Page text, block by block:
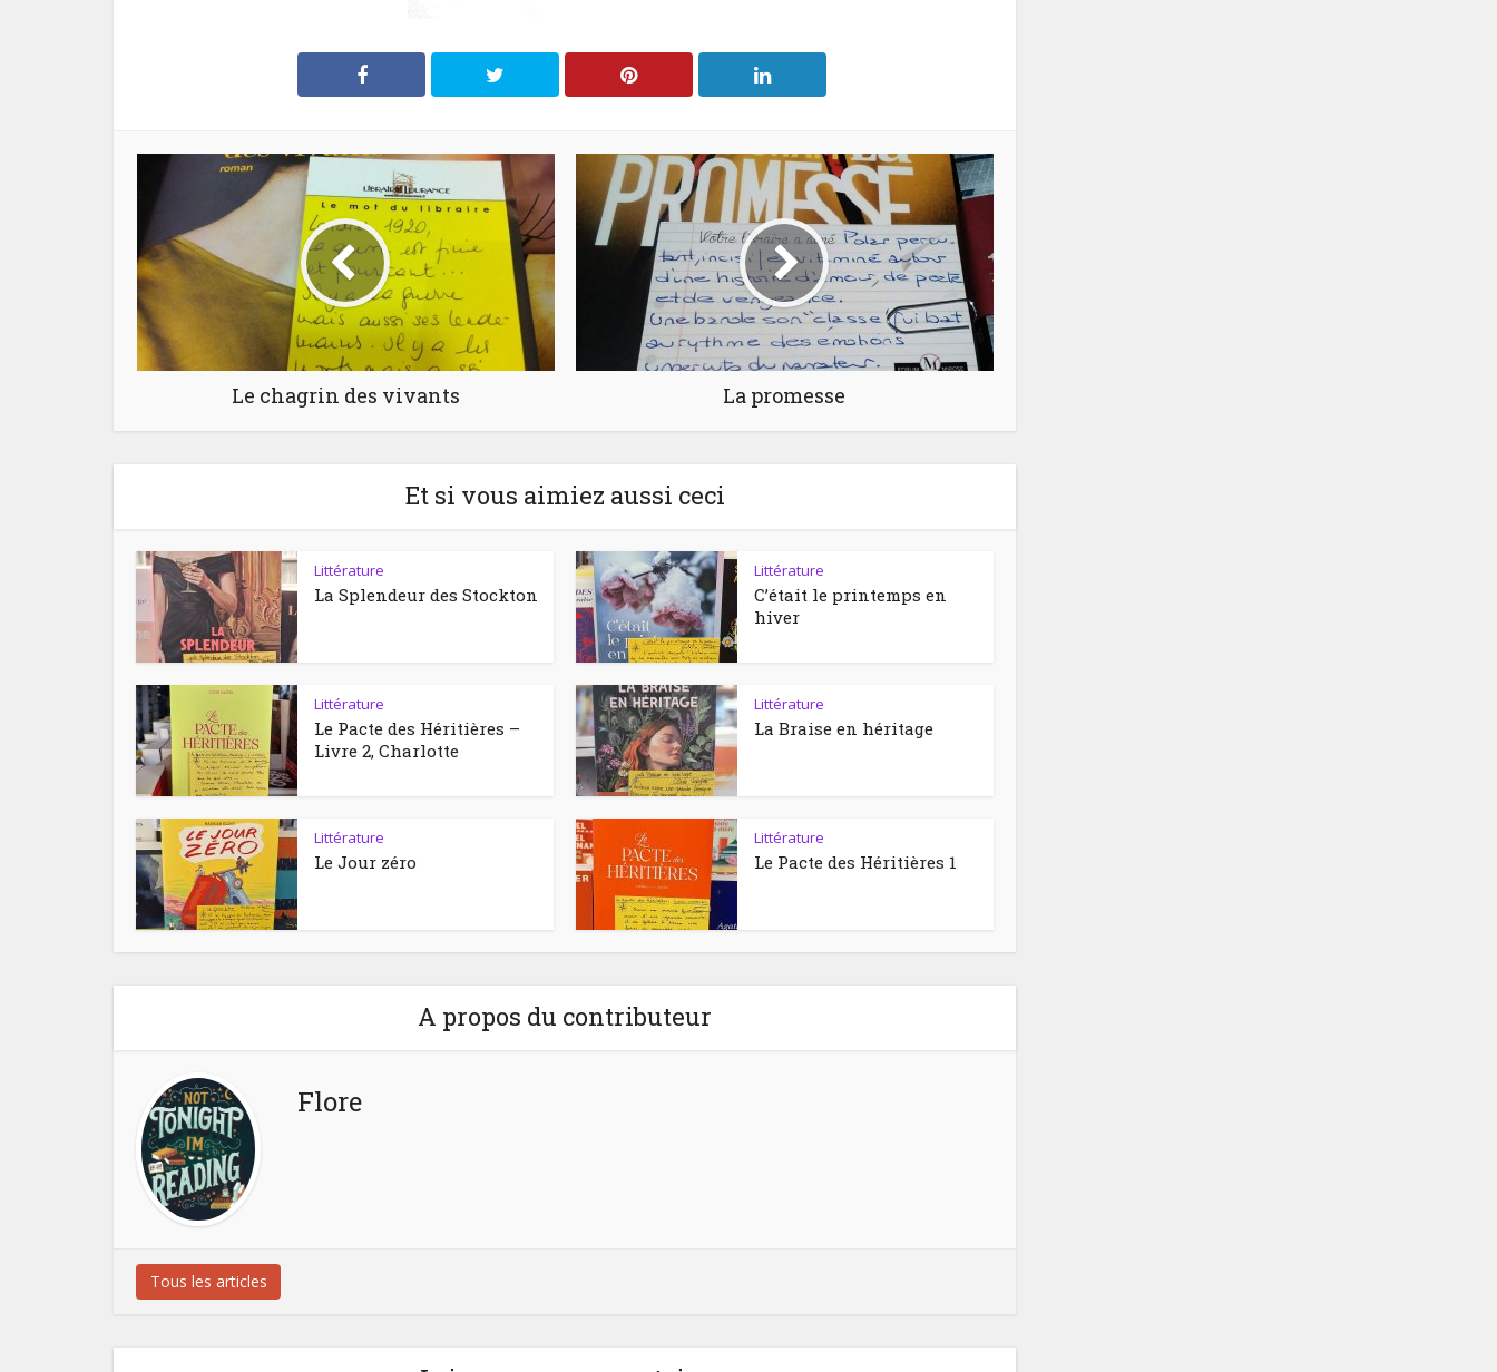
Le chagrin des vivants La promesse
Et si vous aimiez aussi ceci
Littérature
La Splendeur des Stockton
Littérature
C’était le printemps en
hiver
Littérature
Le Pacte des Héritières –
Livre 2, Charlotte
Littérature
La Braise en héritage
Littérature
Le Jour zéro
Littérature
Le Pacte des Héritières 1
A propos du contributeur
Flore
Tous les articles